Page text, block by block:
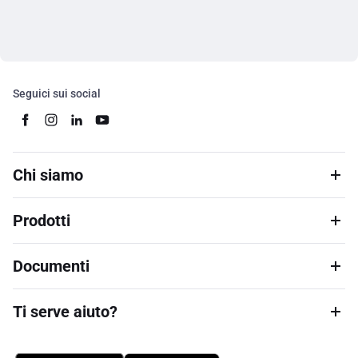
Seguici sui social
Chi siamo
Prodotti
Documenti
Ti serve aiuto?